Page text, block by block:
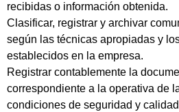
recibidas o información obtenida.
Clasificar, registrar y archivar
según las técnicas apropiadas y
establecidos en la empresa.
Registrar contablemente la
correspondiente a la operativa de
condiciones de seguridad y